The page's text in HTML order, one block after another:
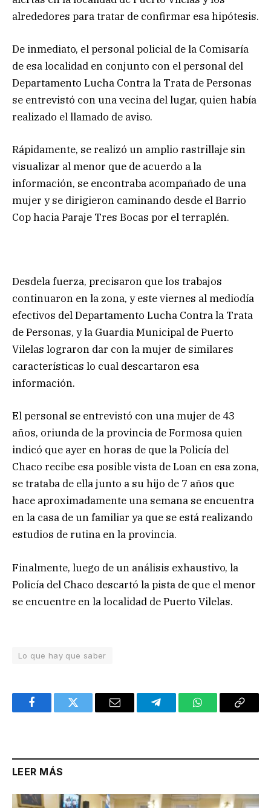
alrededores para tratar de confirmar esa hipótesis.
De inmediato, el personal policial de la Comisaría
de esa localidad en conjunto con el personal del
Departamento Lucha Contra la Trata de Personas
se entrevistó con una vecina del lugar, quien había
realizado el llamado de aviso.
Rápidamente, se realizó un amplio rastrillaje sin
visualizar al menor que de acuerdo a la
información, se encontraba acompañado de una
mujer y se dirigieron caminando desde el Barrio
Cop hacia Paraje Tres Bocas por el terraplén.
Desdela fuerza, precisaron que los trabajos
continuaron en la zona, y este viernes al mediodía
efectivos del Departamento Lucha Contra la Trata
de Personas, y la Guardia Municipal de Puerto
Vilelas lograron dar con la mujer de similares
características lo cual descartaron esa
información.
El personal se entrevistó con una mujer de 43
años, oriunda de la provincia de Formosa quien
indicó que ayer en horas de que la Policía del
Chaco recibe esa posible vista de Loan en esa zona,
se trataba de ella junto a su hijo de 7 años que
hace aproximadamente una semana se encuentra
en la casa de un familiar ya que se está realizando
estudios de rutina en la provincia.
Finalmente, luego de un análisis exhaustivo, la
Policía del Chaco descartó la pista de que el menor
se encuentre en la localidad de Puerto Vilelas.
Lo que hay que saber
FacebookTwitter Email TelegramWhatsAppCopy
LEER MÁS